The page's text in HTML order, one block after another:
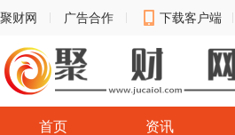
聚财网 广告合作 下载客户端
首页 资讯